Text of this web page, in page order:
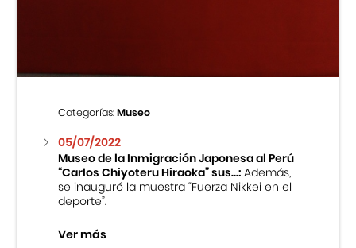
Cursos
Museo de la Inmigración Japonesa
Fondo Editorial
Teatro Peruano Japonés
Categorías:Museo
05/07/2022
Museo de la Inmigración Japonesa al Perú
“Carlos Chiyoteru Hiraoka” sus...:Además,
se inauguró la muestra “Fuerza Nikkei en el
deporte”.
Ver más